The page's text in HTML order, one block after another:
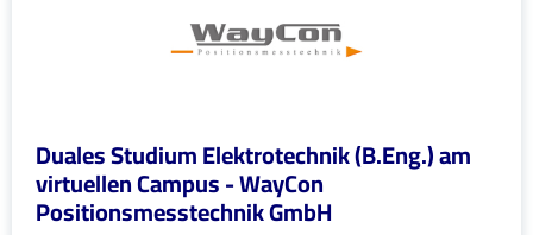
Duales Studium Elektrotechnik (B.Eng.) am
virtuellen Campus - WayCon
Positionsmesstechnik GmbH